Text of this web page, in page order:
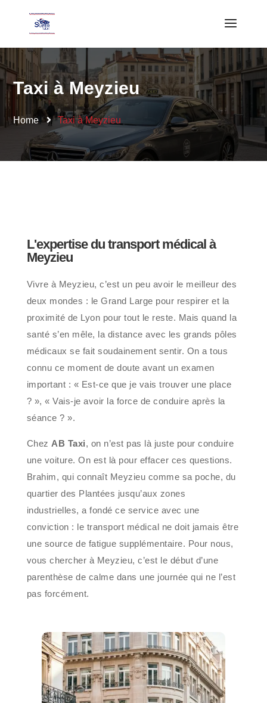
Taxi à Meyzieu
Home Taxi à Meyzieu
L'expertise du transport médical à
Meyzieu
Vivre à Meyzieu, c’est un peu avoir le meilleur des
deux mondes : le Grand Large pour respirer et la
proximité de Lyon pour tout le reste. Mais quand la
santé s’en mêle, la distance avec les grands pôles
médicaux se fait soudainement sentir. On a tous
connu ce moment de doute avant un examen
important : « Est-ce que je vais trouver une place
? », « Vais-je avoir la force de conduire après la
séance ? ».
Chez AB Taxi, on n’est pas là juste pour conduire
une voiture. On est là pour effacer ces questions.
Brahim, qui connaît Meyzieu comme sa poche, du
quartier des Plantées jusqu’aux zones
industrielles, a fondé ce service avec une
conviction : le transport médical ne doit jamais être
une source de fatigue supplémentaire. Pour nous,
vous chercher à Meyzieu, c’est le début d’une
parenthèse de calme dans une journée qui ne l’est
pas forcément.